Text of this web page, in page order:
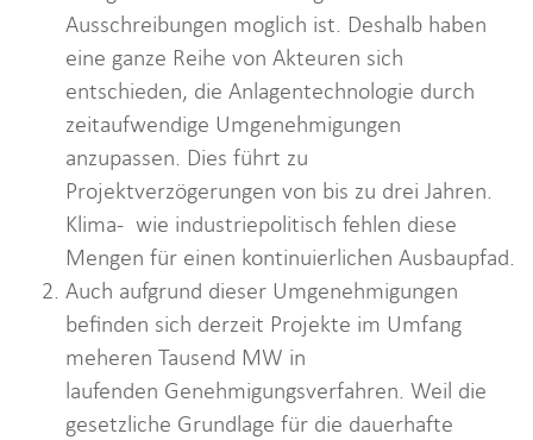
Ausschreibungen moglich ist. Deshalb haben
eine ganze Reihe von Akteuren sich
entschieden, die Anlagentechnologie durch
zeitaufwendige Umgenehmigungen
anzupassen. Dies führt zu
Projektverzögerungen von bis zu drei Jahren.
Klima- wie industriepolitisch fehlen diese
Mengen für einen kontinuierlichen Ausbaupfad.
Auch aufgrund dieser Umgenehmigungen
befinden sich derzeit Projekte im Umfang
meheren Tausend MW in
laufenden Genehmigungsverfahren. Weil die
gesetzliche Grundlage für die dauerhafte